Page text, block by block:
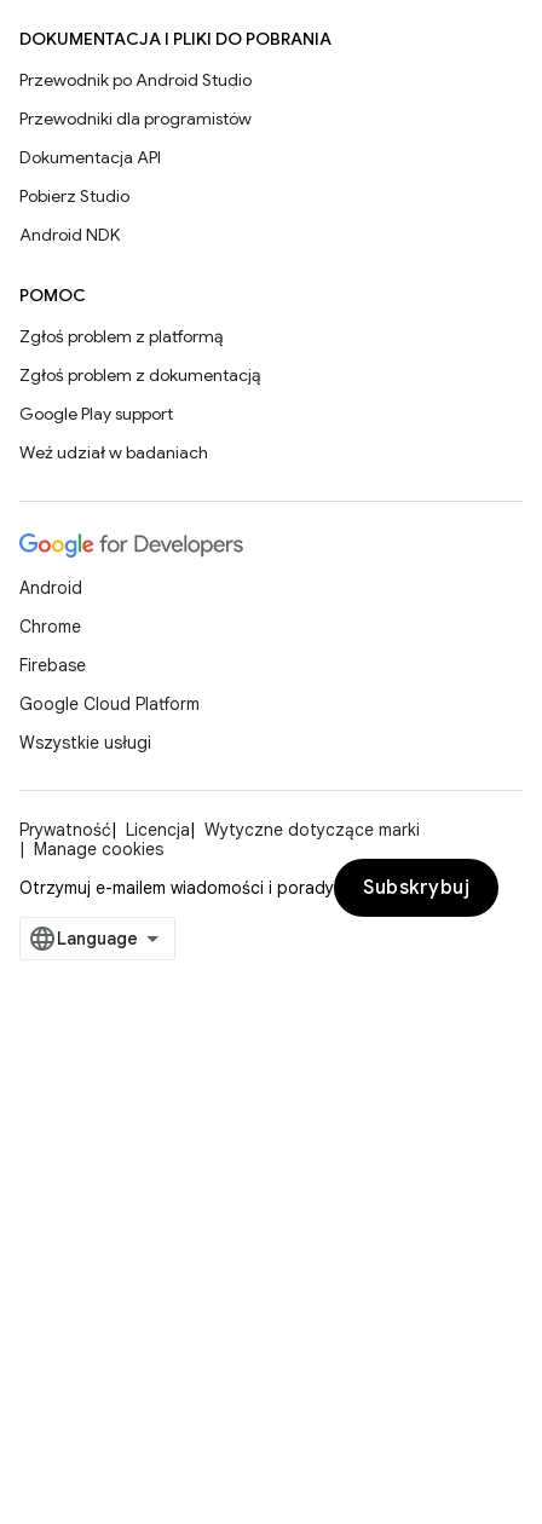
DOKUMENTACJA I PLIKI DO POBRANIA
Przewodnik po Android Studio
Przewodniki dla programistów
Dokumentacja API
Pobierz Studio
Android NDK
POMOC
Zgłoś problem z platformą
Zgłoś problem z dokumentacją
Google Play support
Weź udział w badaniach
Android
Chrome
Firebase
Google Cloud Platform
Wszystkie usługi
Prywatność Licencja
Wytyczne dotyczące marki
Manage cookies
Otrzymuj e-mailem wiadomości i porady
Subskrybuj